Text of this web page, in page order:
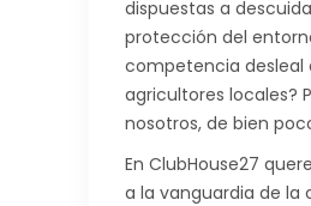
dispuestas a
protección del
competencia desleal
agricultores locales?
nosotros, de bien
En ClubHouse27
a la vanguardia de la